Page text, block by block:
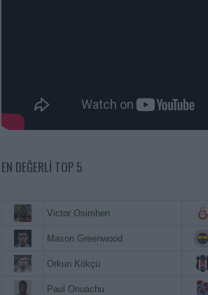
EN DEĞERLI TOP 5
Victor Osimhen
Mason Greenwood
Orkun Kökçü
Paul Onuachu